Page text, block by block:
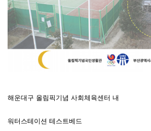
해운대구 올림픽기념 사회체육센터 내
워터스테이션 테스트베드